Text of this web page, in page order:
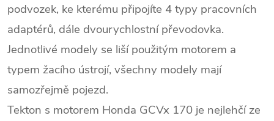
podvozek, ke kterému připojíte 4 typy pracovních
adaptérů, dále dvourychlostní převodovka.
Jednotlivé modely se liší použitým motorem a
typem žacího ústrojí, všechny modely mají
samozřejmě pojezd.
Tekton s motorem Honda GCVx 170 je nejlehčí ze